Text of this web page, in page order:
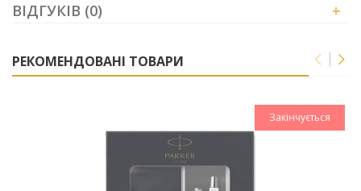
ВІДГУКІВ (0)
+
РЕКОМЕНДОВАНІ ТОВАРИ
Закінчується